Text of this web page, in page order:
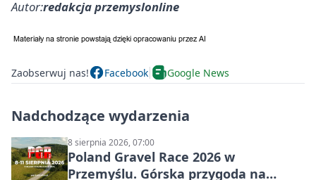
Autor:redakcja przemyslonline
Zaobserwuj nas! Facebook Google News
Nadchodzące wydarzenia
8 sierpnia 2026, 07:00
Poland Gravel Race 2026 w
Przemyślu. Górska przygoda na